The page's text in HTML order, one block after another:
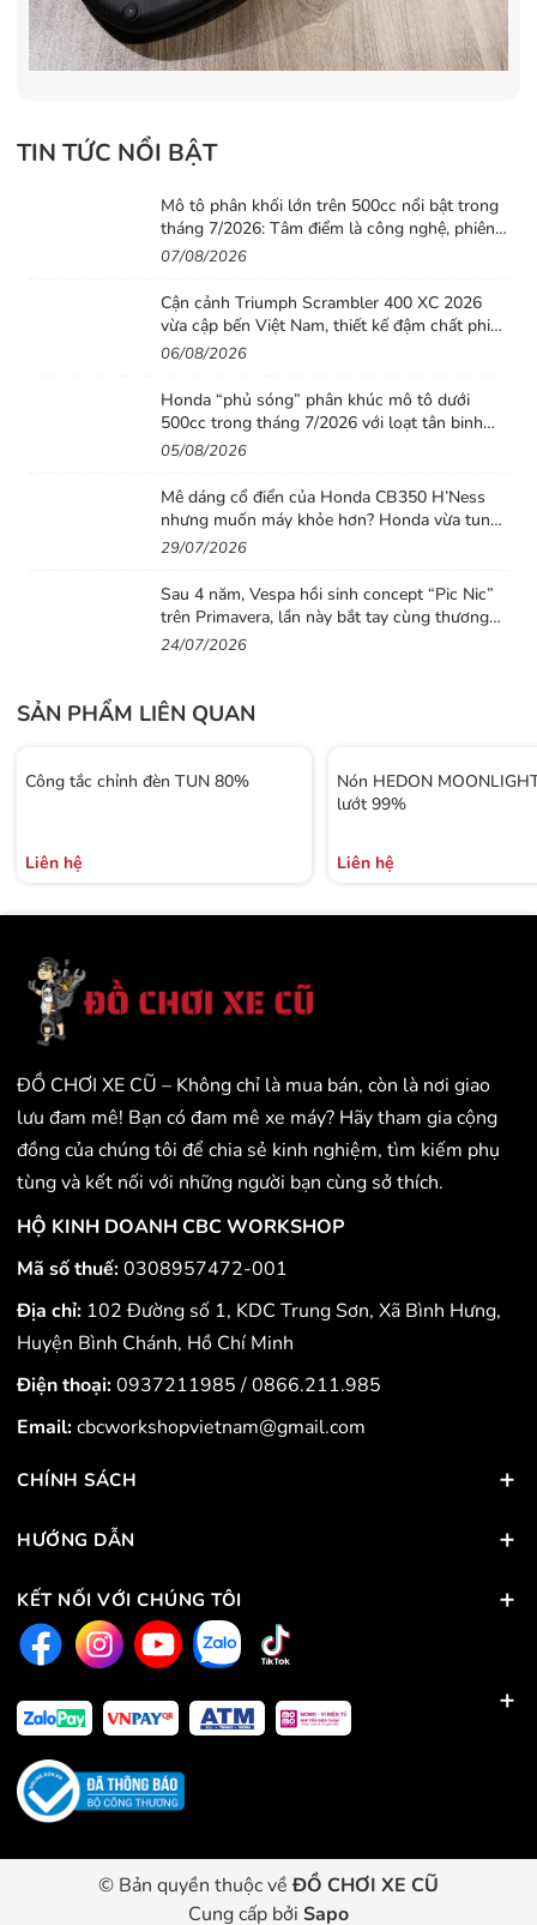
TIN TỨC NỔI BẬT
Mô tô phân khối lớn trên 500cc nổi bật trong
tháng 7/2026: Tâm điểm là công nghệ, phiên
bản giới hạn và những cấu hình “đỉnh”
07/08/2026
Cận cảnh Triumph Scrambler 400 XC 2026
vừa cập bến Việt Nam, thiết kế đậm chất phiêu
lưu cùng mức giá dễ tiếp cận
06/08/2026
Honda “phủ sóng” phân khúc mô tô dưới
500cc trong tháng 7/2026 với loạt tân binh
đáng chú ý
05/08/2026
Mê dáng cổ điển của Honda CB350 H’Ness
nhưng muốn máy khỏe hơn? Honda vừa tung
ra lời giải với CB500 mới
29/07/2026
Sau 4 năm, Vespa hồi sinh concept “Pic Nic”
trên Primavera, lần này bắt tay cùng thương
hiệu thời trang Gigi
24/07/2026
SẢN PHẨM LIÊN QUAN
Công tắc chỉnh đèn TUN 80%
Liên hệ
Nón HEDON
lướt 99%
Liên hệ
ĐỒ CHƠI XE CŨ – Không chỉ là mua bán, còn là nơi giao
lưu đam mê! Bạn có đam mê xe máy? Hãy tham gia cộng
đồng của chúng tôi để chia sẻ kinh nghiệm, tìm kiếm phụ
tùng và kết nối với những người bạn cùng sở thích.
HỘ KINH DOANH CBC WORKSHOP
Mã số thuế:0308957472-001
Địa chỉ: 102 Đường số 1, KDC Trung Sơn, Xã Bình Hưng,
Huyện Bình Chánh, Hồ Chí Minh
Điện thoại:0937211985/0866.211.985
Email:cbcworkshopvietnam@gmail.com
CHÍNH SÁCH
HƯỚNG DẪN
KẾT NỐI VỚI CHÚNG TÔI
© Bản quyền thuộc vềĐỒ CHƠI XE CŨ
Cung cấp bởi Sapo